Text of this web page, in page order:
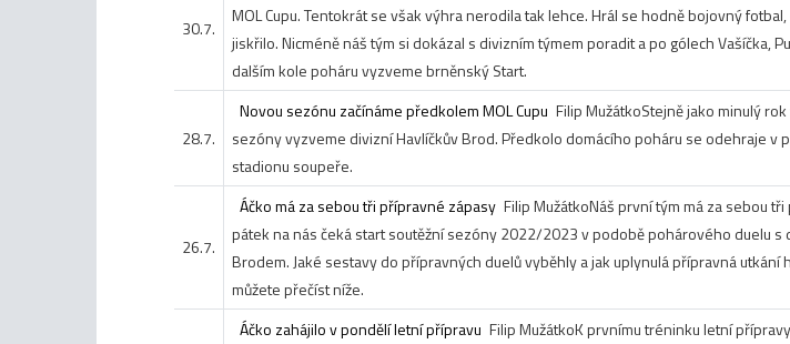
30.7.
MOL Cupu. Tentokrát se však výhra nerodila tak lehce. Hrál se hodně bojovný
jiskřilo. Nicméně náš tým si dokázal s divizním týmem poradit a po gólech Vašíčka,
dalším kole poháru vyzveme brněnský Start.
28.7.
Novou sezónu začínáme předkolem MOL Cupu Filip MužátkoStejně jako minulý
sezóny vyzveme divizní Havlíčkův Brod. Předkolo domácího poháru se odehraje v
stadionu soupeře.
26.7.
Áčko má za sebou tři přípravné zápasy Filip MužátkoNáš první tým má za sebou
pátek na nás čeká start soutěžní sezóny 2022/2023 v podobě pohárového duelu s
Brodem. Jaké sestavy do přípravných duelů vyběhly a jak uplynulá přípravná utkání
můžete přečíst níže.
Áčko zahájilo v pondělí letní přípravu Filip MužátkoK prvnímu tréninku letní